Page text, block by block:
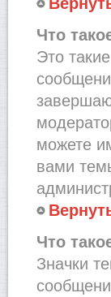
Что
Это
можете
вами
Что
Значки